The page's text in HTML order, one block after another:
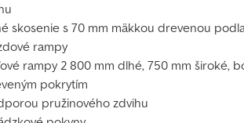
skosenie s 70 mm mäkkou drevenou
rampy
rampy 2 800 mm dlhé, 750 mm široké,
pokrytím
pružinového zdvihu